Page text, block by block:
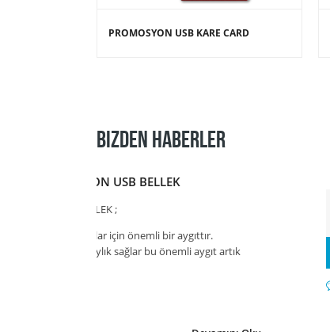
PROMOSYON USB KARE CARD
BIZDEN HABERLER
PROMOSYON USB BELLEK
USB BELLEK ;
bellekler bilgisayarlar için önemli bir aygıttır.
içn bize kolaylık sağlar bu önemli aygıt artık